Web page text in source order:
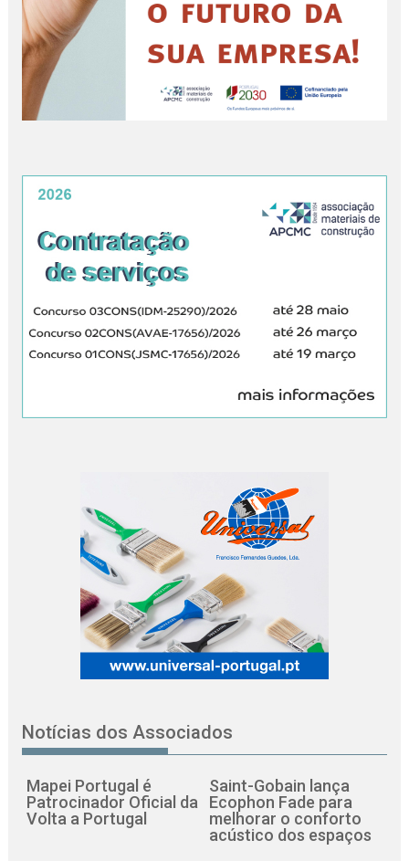
Notícias dos Associados
Mapei Portugal é
Patrocinador Oficial da
Volta a Portugal
Saint-Gobain lança
Ecophon Fade para
melhorar o conforto
acústico dos espaços